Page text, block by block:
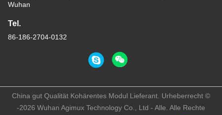
Wuhan
Tel.
86-186-2704-0132
China gut Qualität Kohärentes Modul Lieferant. Urheberrecht ©
-2026 Wuhan Agimux Technology Co., Ltd - Alle. Alle Rechte